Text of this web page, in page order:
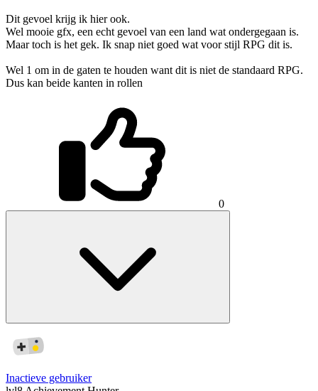
Dit gevoel krijg ik hier ook.
Wel mooie gfx, een echt gevoel van een land wat ondergegaan is.
Maar toch is het gek. Ik snap niet goed wat voor stijl RPG dit is.
Wel 1 om in de gaten te houden want dit is niet de standaard RPG.
Dus kan beide kanten in rollen
0
Inactieve gebruiker